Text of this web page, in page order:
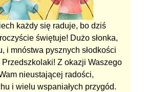
każdy się raduje, bo dziś
świętuje! Dużo słonka,
i mnóstwa pysznych słodkości
Z okazji Waszego
nieustającej radości,
i wielu wspaniałych przygód.